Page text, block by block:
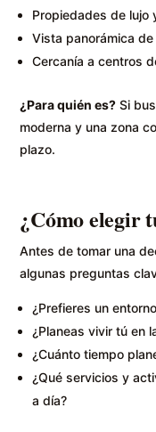
Propiedades de lujo
Vista panorámica
Cercanía a centros
¿Para quién es? Si
moderna y una zona
plazo.
¿Cómo elegir
Antes de tomar una
algunas preguntas
¿Prefieres un
¿Planeas vivir tú en
¿Cuánto tiempo
¿Qué servicios y
a día?